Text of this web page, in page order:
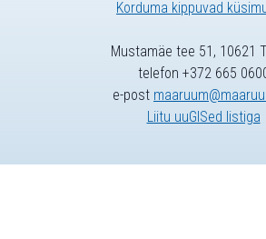
Korduma kippuvad
Mustamäe tee 51, 10621
telefon +372 665
e-post
Liitu uuGISed listiga